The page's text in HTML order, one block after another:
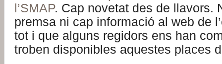
l’SMAP. Cap novetat des de llavors.
premsa ni cap informació al web de
tot i que alguns regidors ens han
troben disponibles aquestes places